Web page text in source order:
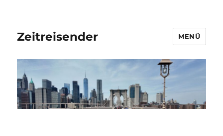
Zeitreisender MENÜ